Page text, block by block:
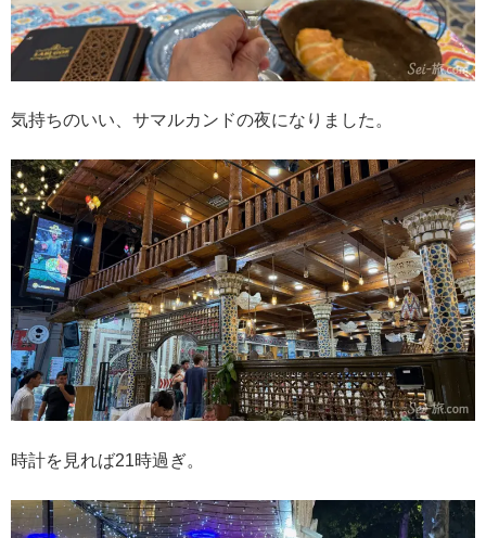
気持ちのいい、サマルカンドの夜になりました。
時計を見れば21時過ぎ。